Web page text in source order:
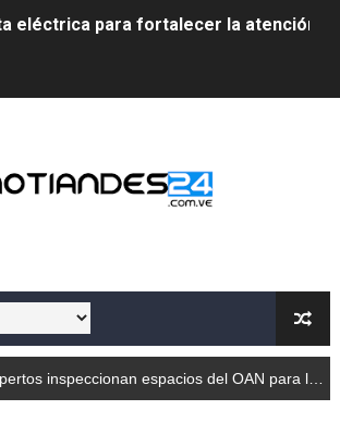
eléctrica para fortalecer la atención
con plan de asfaltado
su primer detector de
técnica en el Complejo
inspeccionan espacios del OAN para la instalación del detector Cherenkov de agu